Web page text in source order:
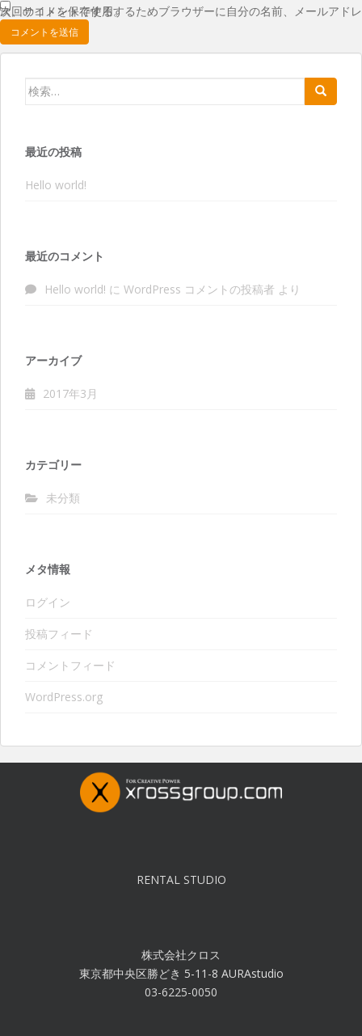
次回のコメントで使用するためブラウザーに自分の名前、メールアドレス、サイトを保存する。
最近の投稿
Hello world!
最近のコメント
Hello world! に WordPress コメントの投稿者 より
アーカイブ
2017年3月
カテゴリー
未分類
メタ情報
ログイン
投稿フィード
コメントフィード
WordPress.org
RENTAL STUDIO
株式会社クロス
東京都中央区勝どき 5-11-8 AURAstudio
03-6225-0050